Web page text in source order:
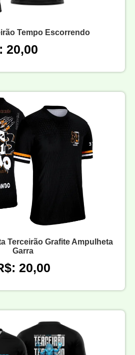
Tempo Escorrendo
20,00
Terceirão Grafite Ampulheta
Garra
20,00